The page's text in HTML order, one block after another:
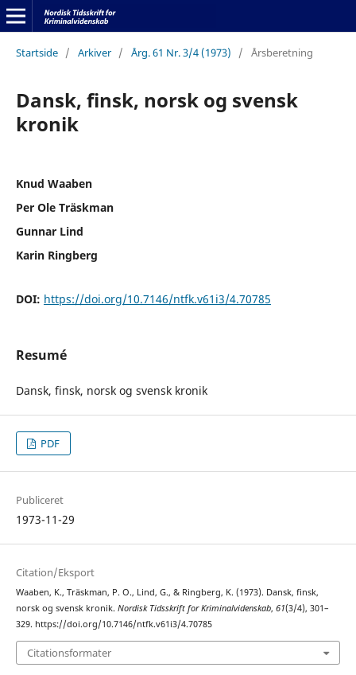
Startside / Arkiver / Årg. 61 Nr. 3/4 (1973) / Årsberetning
Dansk, finsk, norsk og svensk
kronik
Knud Waaben
Per Ole Träskman
Gunnar Lind
Karin Ringberg
DOI: https://doi.org/10.7146/ntfk.v61i3/4.70785
Resumé
Dansk, finsk, norsk og svensk kronik
PDF
Publiceret
1973-11-29
Citation/Eksport
Waaben, K., Träskman, P. O., Lind, G., & Ringberg, K. (1973). Dansk, finsk,
norsk og svensk kronik. Nordisk Tidsskrift for Kriminalvidenskab, 61(3/4), 301–
329. https://doi.org/10.7146/ntfk.v61i3/4.70785
Citationsformater